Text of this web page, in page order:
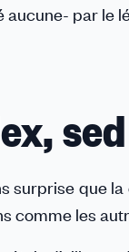
aucune- par le
surprise que
comme les